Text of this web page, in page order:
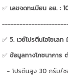
✅เลขจดทะเบียน อย. :
✅ 5. เวย์โปรตีนไอโซเล
✅ข้อมูลทางโภชนากา
- โปรตีนสูง 30 กรัม/ซ